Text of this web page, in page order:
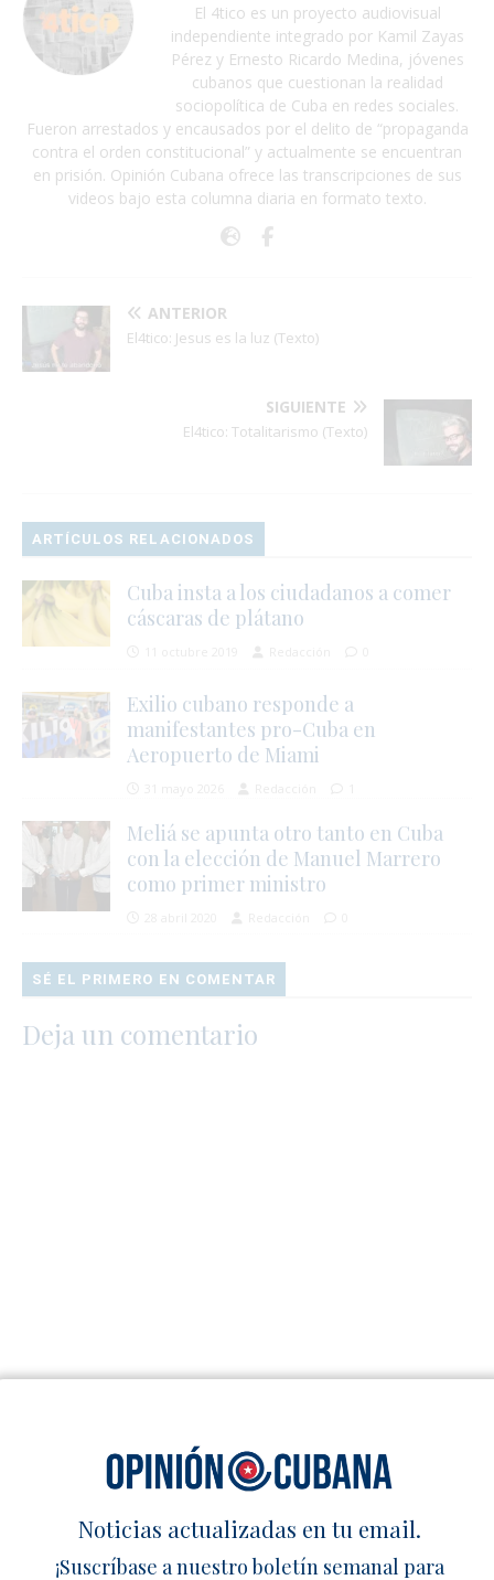
El 4tico es un proyecto audiovisual
independiente integrado por Kamil Zayas
Pérez y Ernesto Ricardo Medina, jóvenes
cubanos que cuestionan la realidad
sociopolítica de Cuba en redes sociales.
Fueron arrestados y encausados por el delito de “propaganda
contra el orden constitucional” y actualmente se encuentran
en prisión. Opinión Cubana ofrece las transcripciones de sus
videos bajo esta columna diaria en formato texto.
ANTERIOR
El4tico: Jesus es la luz (Texto)
SIGUIENTE
El4tico: Totalitarismo (Texto)
ARTÍCULOS RELACIONADOS
Cuba insta a los ciudadanos a comer
cáscaras de plátano
Exilio cubano responde a
manifestantes pro-Cuba en
Aeropuerto de Miami
Meliá se apunta otro tanto en Cuba
con la elección de Manuel Marrero
como primer ministro
SÉ EL PRIMERO EN COMENTAR
Deja un comentario
Noticias actualizadas en tu email.
¡Suscríbase a nuestro boletín semanal para